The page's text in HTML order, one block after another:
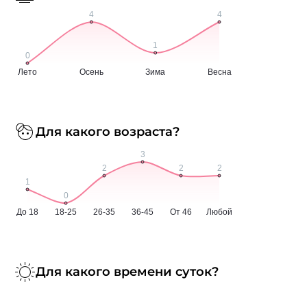
Для какого возраста?
Для какого времени суток?